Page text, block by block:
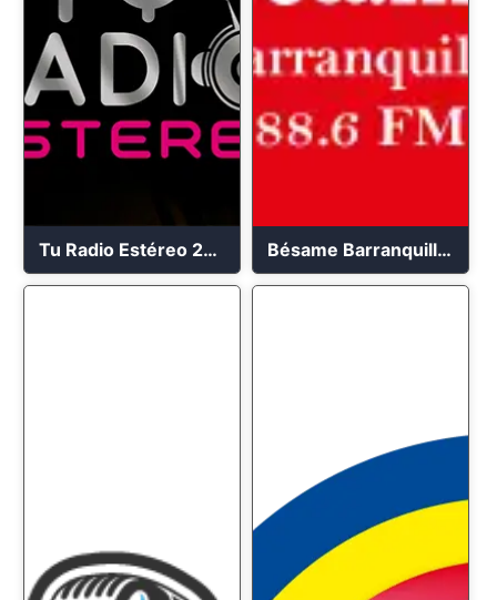
Tu Radio Estéreo 24/7 Bésame Barranquilla en vivo 88.6 FM